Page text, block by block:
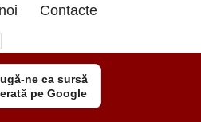
Contacte
ne ca sursă
pe Google